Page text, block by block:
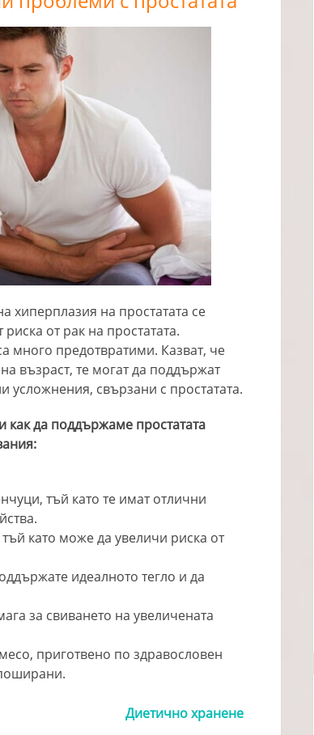
хиперплазия на простатата се
от рак на простатата.
много предотвратими. Казват, че
възраст, те могат да поддържат
усложнения, свързани с простатата.
да поддържаме простатата
тъй като те имат отлични
като може да увеличи риска от
идеалното тегло и да
за свиването на увеличената
приготвено по здравословен
Диетично хранене